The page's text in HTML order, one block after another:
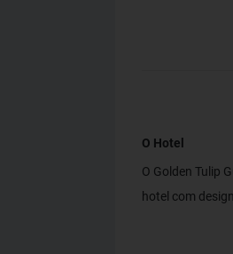
O Hotel
O Golden Tulip
hotel com